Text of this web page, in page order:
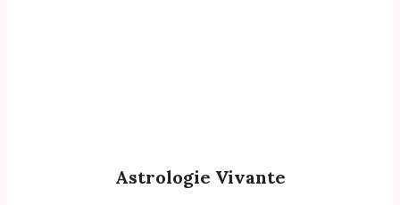
Astrologie Vivante